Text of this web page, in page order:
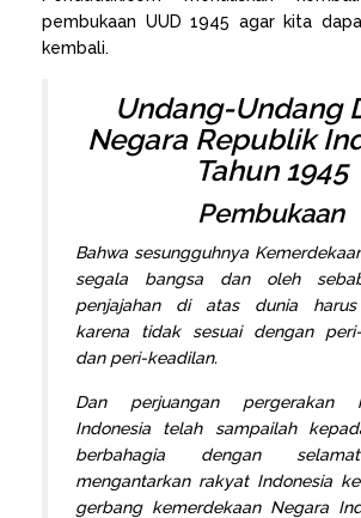
pembukaan UUD 1945 agar kita
kembali.
Undang-Undang
Negara Republik
Tahun 1945
Pembukaan
Bahwa sesungguhnya
segala bangsa dan oleh
penjajahan di atas dunia harus
karena tidak sesuai dengan peri-
dan peri-keadilan.
Dan perjuangan pergerakan
Indonesia telah sampailah
berbahagia dengan
mengantarkan rakyat Indonesia
gerbang kemerdekaan Negara